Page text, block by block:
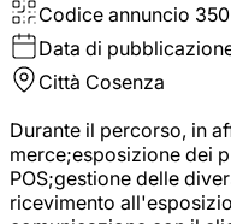
Codice annuncio
Data di
Città Cosenza
Durante il percorso, in
merce;esposizione dei
POS;gestione delle
ricevimento